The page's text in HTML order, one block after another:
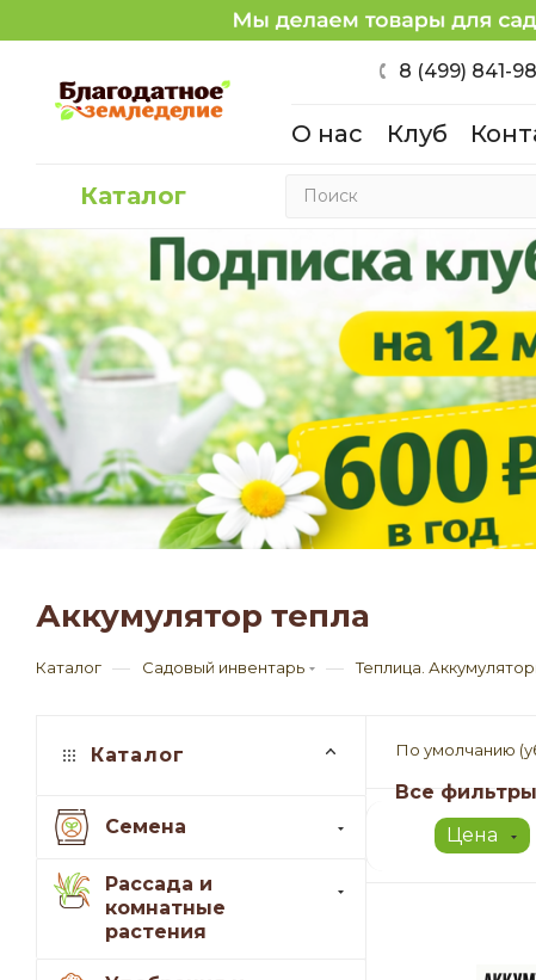
8 (499) 841-
О нас Клуб
Каталог
Аккумулятор тепла
Каталог — Садовый инвентарь — Теплица.
По умолчанию
Все фильтры
Цена
Каталог
Семена
Рассада и
комнатные
растения